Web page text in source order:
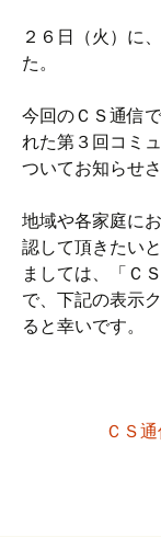
２６日（火）に
た。
今回のＣＳ通信
れた第３回コミ
ついてお知らせ
地域や各家庭に
認して頂きたい
ましては、「Ｃ
で、下記の表示
ると幸いです。
ＣＳ